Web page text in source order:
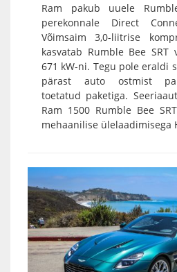
Ram pakub uuele
perekonnale Direct
Võimsaim 3,0-liitrise
kasvatab Rumble Bee SRT
671 kW-ni. Tegu pole eraldi
pärast auto ostmist
toetatud paketiga.
Ram 1500 Rumble Bee
mehaanilise ülelaadimisega